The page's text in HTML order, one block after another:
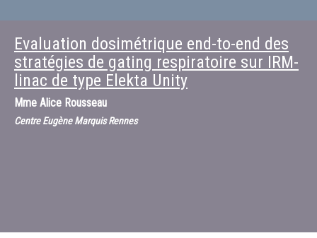
Evaluation dosimétrique end-to-end des
stratégies de gating respiratoire sur IRM-
linac de type Elekta Unity
Mme Alice Rousseau
Centre Eugène Marquis Rennes